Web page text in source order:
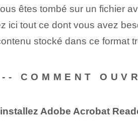
êtes tombé sur un fichier
ici tout ce dont vous avez
stocké dans ce format
COMMENT
Adobe⁤ Acrobat